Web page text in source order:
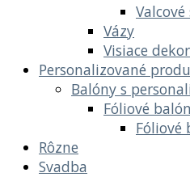
Vázy
Visiace
Personalizované
Balóny s
Fóliové
Fóliové
Rôzne
Svadba